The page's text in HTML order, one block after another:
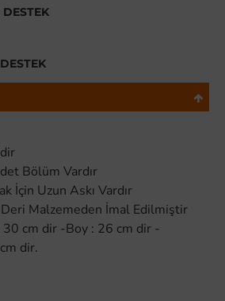
Bölüm Vardır
İçin Uzun Askı Vardır
Deri Malzemeden İmal Edilmiştir
30 cm dir -Boy : 26 cm dir -
dir.